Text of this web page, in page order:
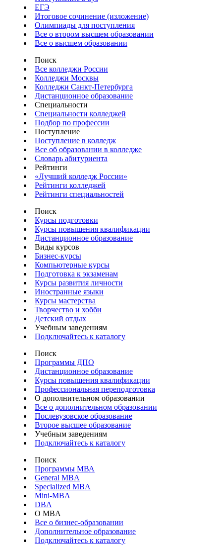
ЕГЭ
Итоговое сочинение (изложение)
Олимпиады для поступления
Все о втором высшем образовании
Все о высшем образовании
Поиск
Все колледжи России
Колледжи Москвы
Колледжи Санкт-Петербурга
Дистанционное образование
Специальности
Специальности колледжей
Подбор по профессии
Поступление
Поступление в колледж
Все об образовании в колледже
Словарь абитуриента
Рейтинги
«Лучший колледж России»
Рейтинги колледжей
Рейтинги специальностей
Поиск
Курсы подготовки
Курсы повышения квалификации
Дистанционное образование
Виды курсов
Бизнес-курсы
Компьютерные курсы
Подготовка к экзаменам
Курсы развития личности
Иностранные языки
Курсы мастерства
Творчество и хобби
Детский отдых
Учебным заведениям
Подключайтесь к каталогу
Поиск
Программы ДПО
Дистанционное образование
Курсы повышения квалификации
Профессиональная переподготовка
О дополнительном образовании
Все о дополнительном образовании
Послевузовское образование
Второе высшее образование
Учебным заведениям
Подключайтесь к каталогу
Поиск
Программы МВА
General MBA
Specialized MBA
Mini-MBA
DBA
О MBA
Все о бизнес-образовании
Дополнительное образование
Подключайтесь к каталогу